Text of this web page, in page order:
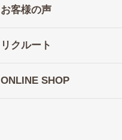
お客様の声
リクルート
ONLINE SHOP